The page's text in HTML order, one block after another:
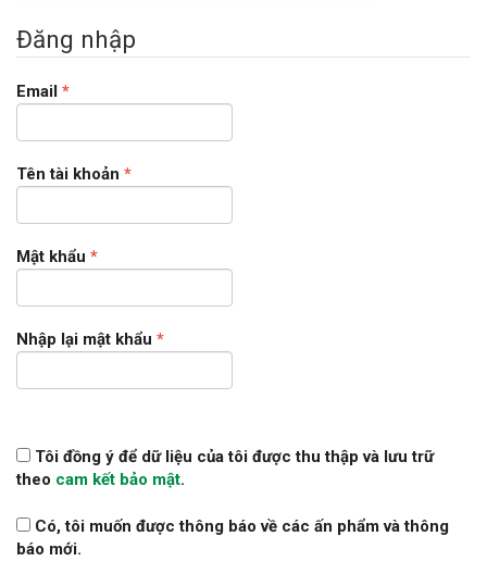
Đăng nhập
Email *Bắt
Tên tài khoản *Bắt
Mật khẩu *Bắt
Nhập lại mật khẩu *Bắt
theo cam kết bảo mật.
báo mới.